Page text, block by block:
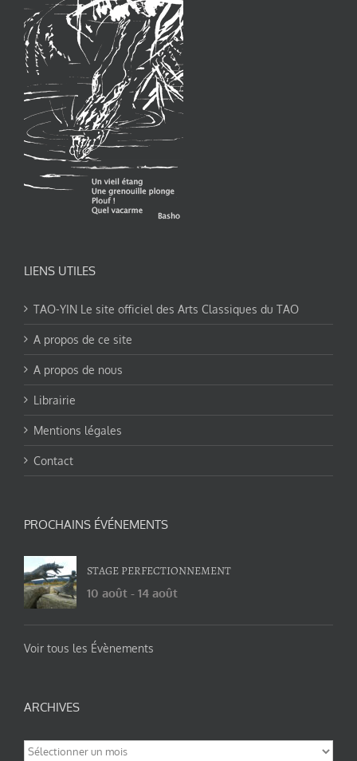
LIENS UTILES
TAO-YIN Le site officiel des Arts Classiques du TAO
A propos de ce site
A propos de nous
Librairie
Mentions légales
Contact
PROCHAINS ÉVÉNEMENTS
STAGE PERFECTIONNEMENT
10 août - 14 août
Voir tous les Évènements
ARCHIVES
Archives